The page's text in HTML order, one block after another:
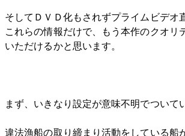
そしてＤＶＤ化もされずプライムビデオ
これらの情報だけで、もう本作のクオリ
いただけるかと思います。
まず、いきなり設定が意味不明でついて
違法漁船の取り締まり活動をしている船